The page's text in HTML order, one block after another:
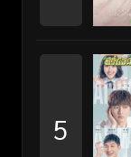
5